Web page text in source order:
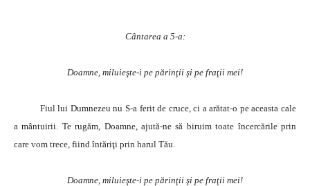
Cântarea a 5-a:
Doamne, miluieşte-i pe părinţii şi pe fraţii mei!
Fiul lui Dumnezeu nu S-a ferit de cruce, ci a arătat-o pe aceasta cale
a mântuirii. Te rugăm, Doamne, ajută-ne să biruim toate încercările prin
care vom trece, fiind întăriţi prin harul Tău.
Doamne, miluieşte-i pe părinţii şi pe fraţii mei!